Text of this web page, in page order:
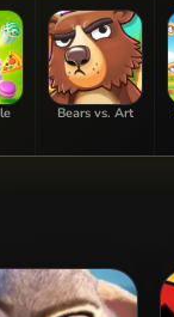
Bears vs. Art